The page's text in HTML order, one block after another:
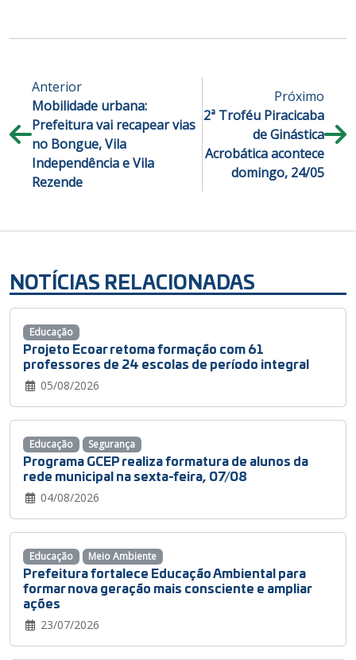
Anterior
Mobilidade urbana:
Prefeitura vai recapear vias
no Bongue, Vila
Independência e Vila
Rezende
Próximo
2ª Troféu Piracicaba
de Ginástica
Acrobática acontece
domingo, 24/05
NOTÍCIAS RELACIONADAS
Projeto Ecoar retoma formação com 61
professores de 24 escolas de período integral
05/08/2026
Educação
Programa GCEP realiza formatura de alunos da
rede municipal na sexta-feira, 07/08
04/08/2026
Educação Segurança
Prefeitura fortalece Educação Ambiental para
formar nova geração mais consciente e ampliar
ações
23/07/2026
Educação Meio Ambiente